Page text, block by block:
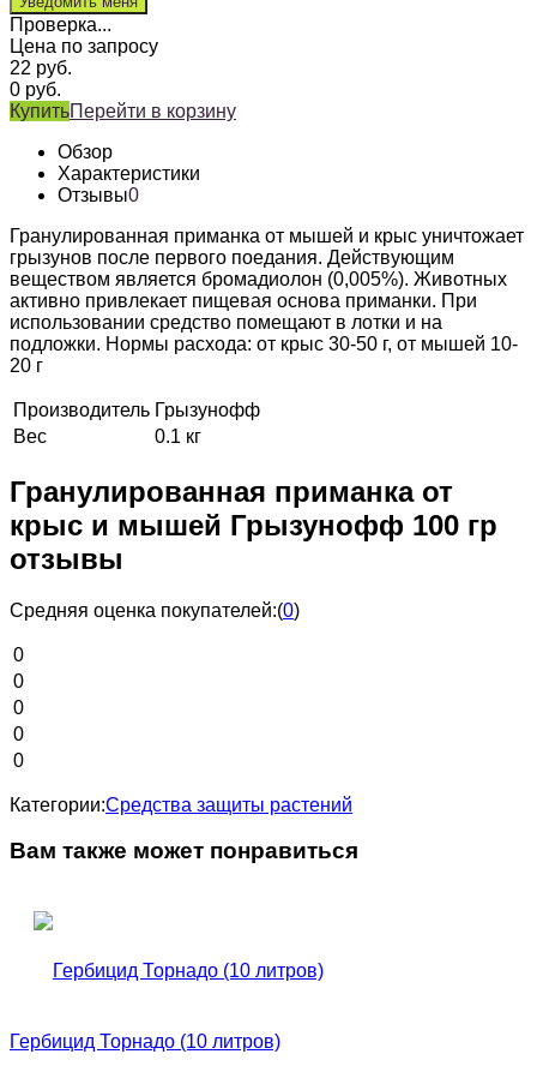
Проверка...
Цена по запросу
22 руб.
0 руб.
КупитьПерейти в корзину
Обзор
Характеристики
Отзывы0
Гранулированная приманка от мышей и крыс уничтожает
грызунов после первого поедания. Действующим
веществом является бромадиолон (0,005%). Животных
активно привлекает пищевая основа приманки. При
использовании средство помещают в лотки и на
подложки. Нормы расхода: от крыс 30-50 г, от мышей 10-
20 г
Производитель Грызунофф
Вес
0.1 кг
Гранулированная приманка от
крыс и мышей Грызунофф 100 гр
отзывы
Средняя оценка покупателей:(0)
0
0
0
0
0
Категории:Средства защиты растений
Вам также может понравиться
Гербицид Торнадо (10 литров)